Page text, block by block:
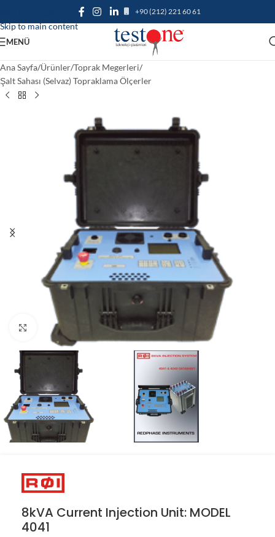
Skip to main content
+90 (212) 221 60 61
MENÜ
Ana Sayfa/Ürünler/Toprak Megerleri/
Şalt Sahası (Selvaz) Topraklama Ölçerler
Resmi büyüt
8kVA Current Injection Unit: MODEL
4041